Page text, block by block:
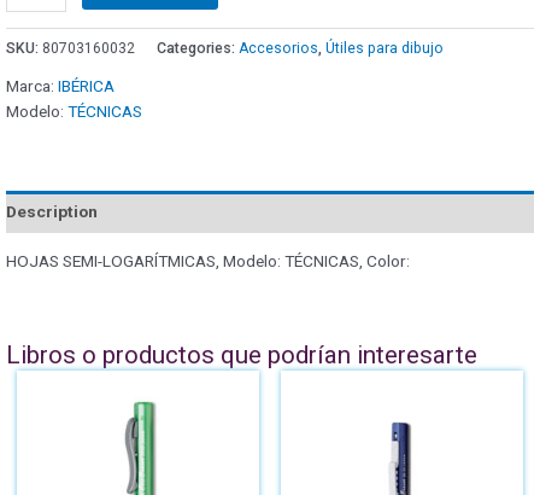
SKU: 80703160032 Categories: Accesorios, Útiles para dibujo
Marca: IBÉRICA
Modelo: TÉCNICAS
Description
HOJAS SEMI-LOGARÍTMICAS, Modelo: TÉCNICAS, Color:
Libros o productos que podrían interesarte